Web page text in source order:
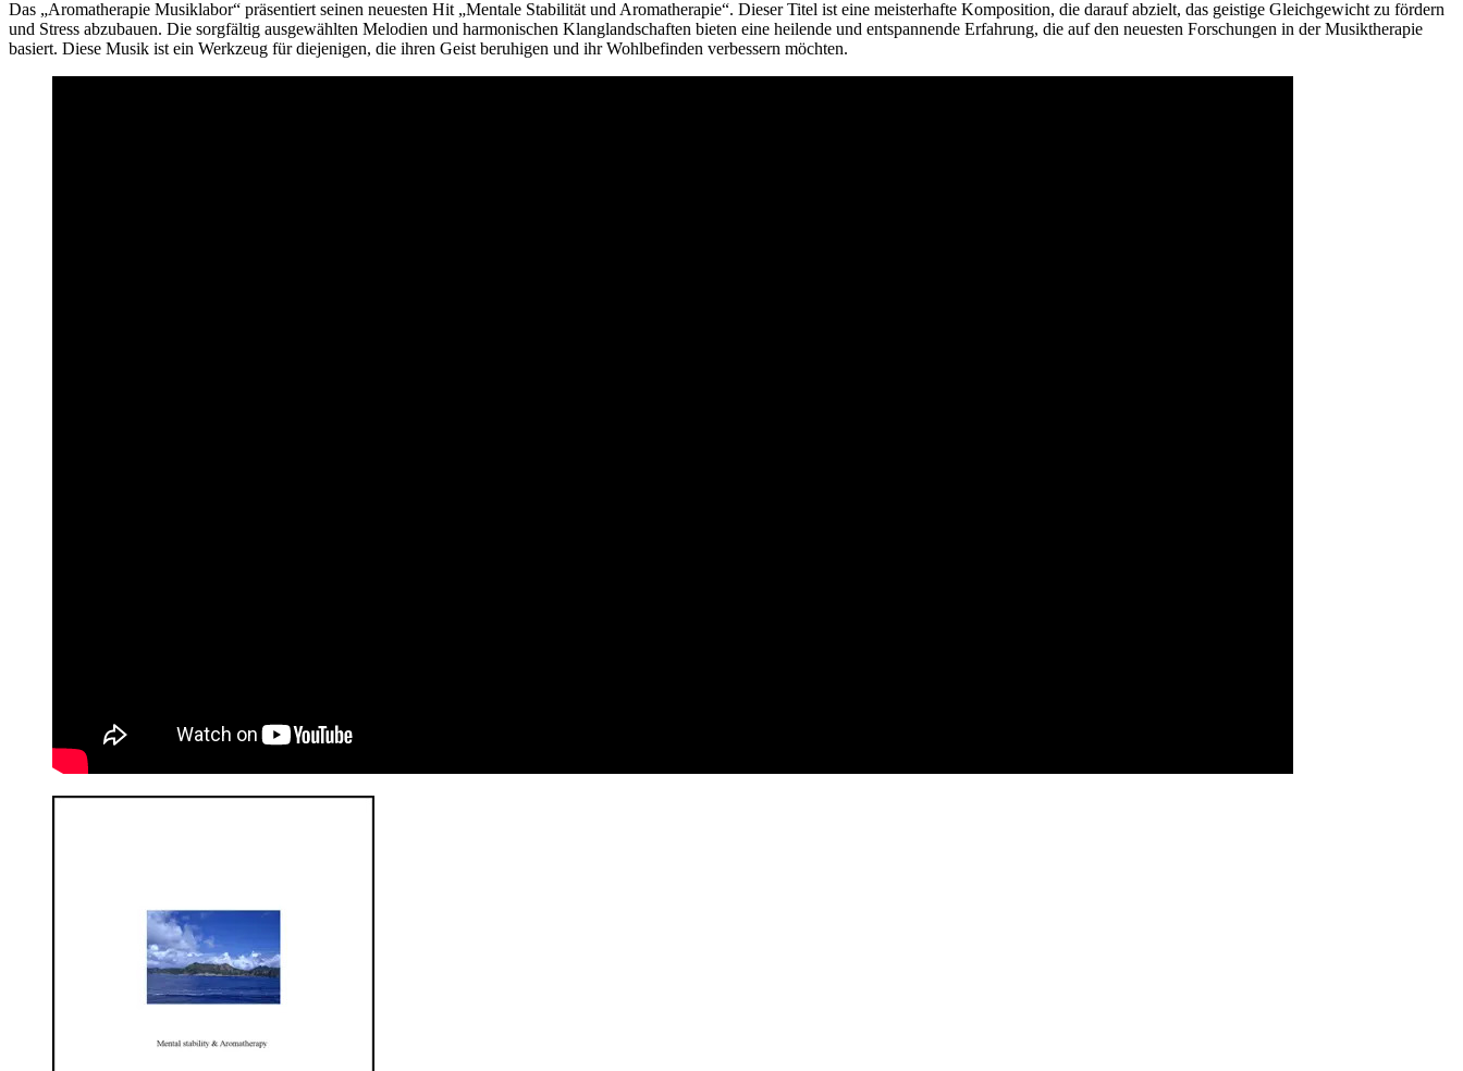
Das „Aromatherapie Musiklabor“ präsentiert seinen neuesten Hit „Mentale Stabilität und Aromatherapie“. Dieser Titel ist eine meisterhafte Komposition, die darauf abzielt, das geistige Gleichgewicht zu fördern
und Stress abzubauen. Die sorgfältig ausgewählten Melodien und harmonischen Klanglandschaften bieten eine heilende und entspannende Erfahrung, die auf den neuesten Forschungen in der Musiktherapie
basiert. Diese Musik ist ein Werkzeug für diejenigen, die ihren Geist beruhigen und ihr Wohlbefinden verbessern möchten.